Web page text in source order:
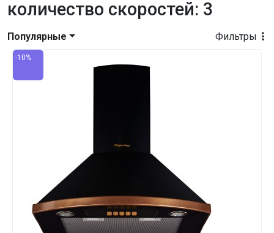
количество скоростей: 3
Фильтры
Популярные
-10%